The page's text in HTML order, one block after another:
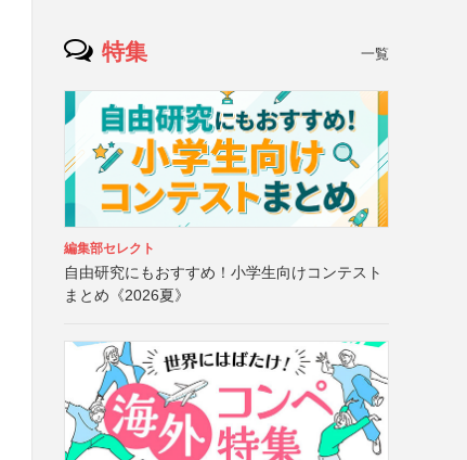
特集 一覧
編集部セレクト
自由研究にもおすすめ！小学生向けコンテスト
まとめ《2026夏》